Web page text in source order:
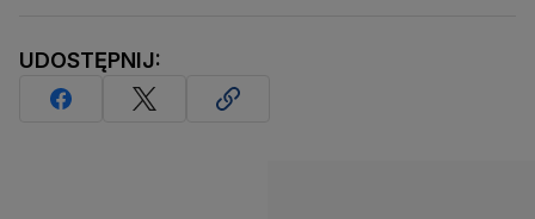
UDOSTĘPNIJ: